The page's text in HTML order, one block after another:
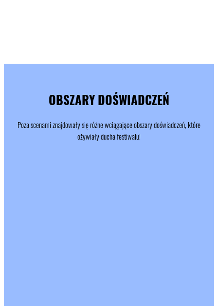
OBSZARY DOŚWIADCZEŃ
Poza scenami znajdowały się różne wciągające obszary doświadczeń, które
ożywiały ducha festiwalu!